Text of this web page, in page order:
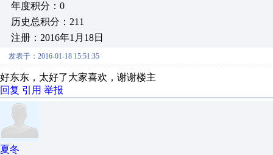
年度积分：0
历史总积分：211
注册：2016年1月18日
发表于：2016-01-18 15:51:35
好东东，太好了大家喜欢，谢谢楼主
回复 引用 举报
夏冬